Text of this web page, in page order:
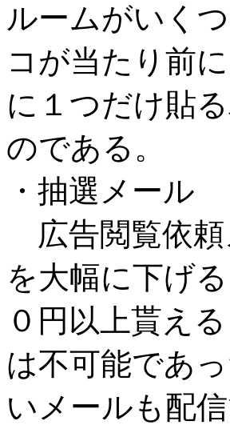
ルームがいく
コが当たり前
に１つだけ貼
のである。
・抽選メール
広告閲覧依頼
を大幅に下げ
０円以上貰え
は不可能であ
いメールも配